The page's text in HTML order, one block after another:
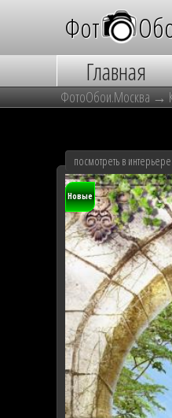
Фот о
Главная
ФотоОбои.Москва→
посмотреть в интерьере
Новые